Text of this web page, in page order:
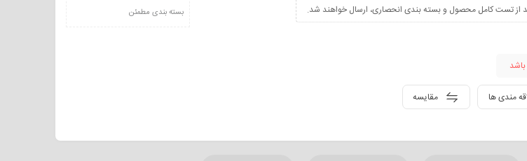
از تست کامل محصول و بسته بندی انحصاری، ارسال خواهند شد.
مقایسه مندی ها
بسته بندی مطمئن